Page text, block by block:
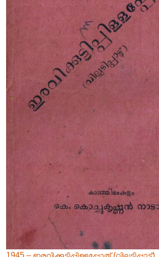
1945 – ഇരവിക്കുട്ടിപ്പിള്ളപ്പോരു് (വില്ലടിപ്പാട്ടു്)